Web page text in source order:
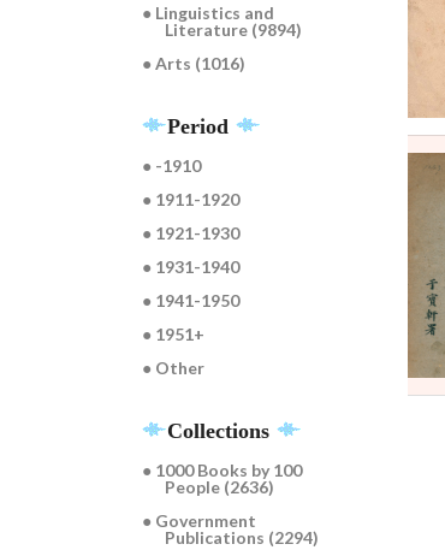
● Linguistics and
Literature (9894)
● Arts (1016)
Period
● -1910
● 1911-1920
● 1921-1930
● 1931-1940
● 1941-1950
● 1951+
● Other
Collections
● 1000 Books by 100
People (2636)
● Government
Publications (2294)